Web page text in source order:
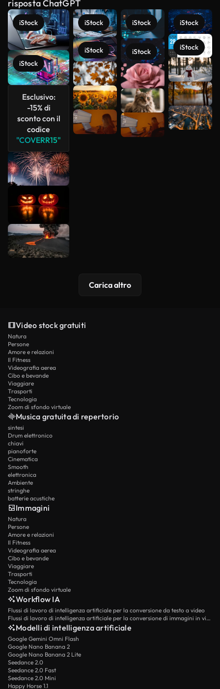
risposta ChatGPT
iStock
iStock
Esclusivo:
-15% di
sconto con il
codice
"COVERR15"
iStock
iStock
iStock
iStock
iStock
iStock
Scopri di
più
Carica altro
Video stock gratuiti
Natura
Persone
Amore e relazioni
Il Fitness
Videografia aerea
Cibo e bevande
Viaggiare
Trasporti
Tecnologia
Zoom di sfondo virtuale
Musica gratuita di repertorio
sintesi
Drum elettronico
chiavi
pianoforte
Cinematica
Smooth
elettronica
Ambiente
stringhe
batterie acustiche
Immagini
Natura
Persone
Amore e relazioni
Il Fitness
Videografia aerea
Cibo e bevande
Viaggiare
Trasporti
Tecnologia
Zoom di sfondo virtuale
Workflow IA
Flussi di lavoro di intelligenza artificiale per la conversione da testo a video
Flussi di lavoro di intelligenza artificiale per la conversione di immagini in video
Modelli di intelligenza artificiale
Google Gemini Omni Flash
Google Nano Banana 2
Google Nano Banana 2 Lite
Seedance 2.0
Seedance 2.0 Fast
Seedance 2.0 Mini
Happy Horse 1.1